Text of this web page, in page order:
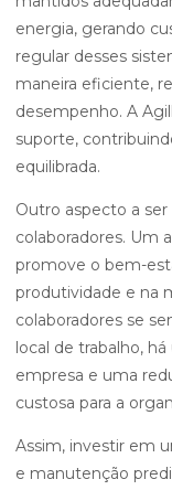
energia, gerando
regular desses
maneira eficiente,
desempenho. A
suporte,
equilibrada.
Outro aspecto a
colaboradores. Um
promove o bem-
produtividade e na
colaboradores se
local de trabalho,
empresa e uma
custosa para a
Assim, investir em
e manutenção